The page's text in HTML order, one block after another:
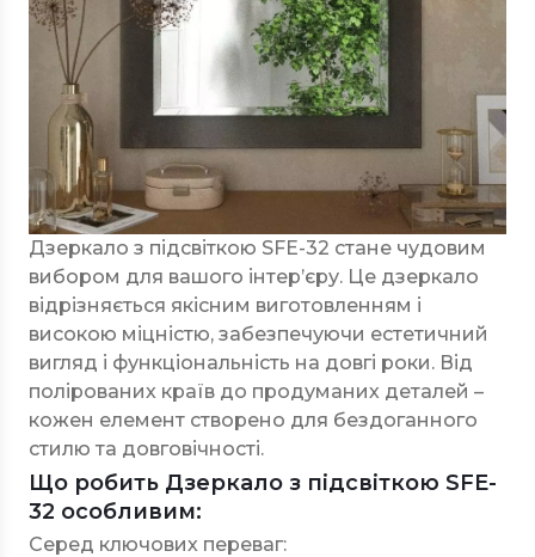
Дзеркало з підсвіткою SFE-32 стане чудовим
вибором для вашого інтер’єру. Це дзеркало
відрізняється якісним виготовленням і
високою міцністю, забезпечуючи естетичний
вигляд і функціональність на довгі роки. Від
полірованих країв до продуманих деталей –
кожен елемент створено для бездоганного
стилю та довговічності.
Що робить Дзеркало з підсвіткою SFE-
32 особливим:
Серед ключових переваг: